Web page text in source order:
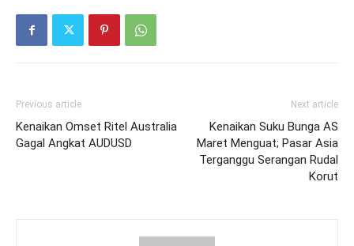
Previous article
Kenaikan Omset Ritel Australia
Gagal Angkat AUDUSD
Next article
Kenaikan Suku Bunga AS
Maret Menguat; Pasar Asia
Terganggu Serangan Rudal
Korut